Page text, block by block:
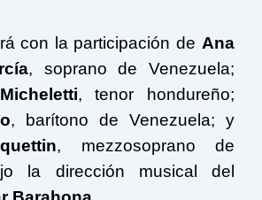
con la participación de Ana
, soprano de Venezuela;
, tenor hondureño;
, barítono de Venezuela; y
, mezzosoprano de
la dirección musical del